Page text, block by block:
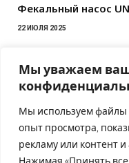
Мы уважаем
Мы используем файлы
опыт просмотра,
рекламу или контент
Фекальный насос
22 ИЮЛЯ 2025